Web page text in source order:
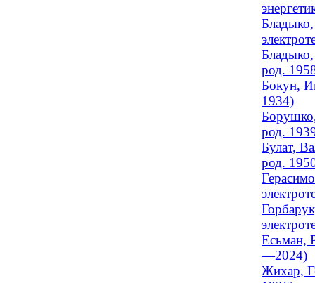
род.
Бокун,
1934)
род.
Булат,
род.
Есьман,
—2024)
Жихар,